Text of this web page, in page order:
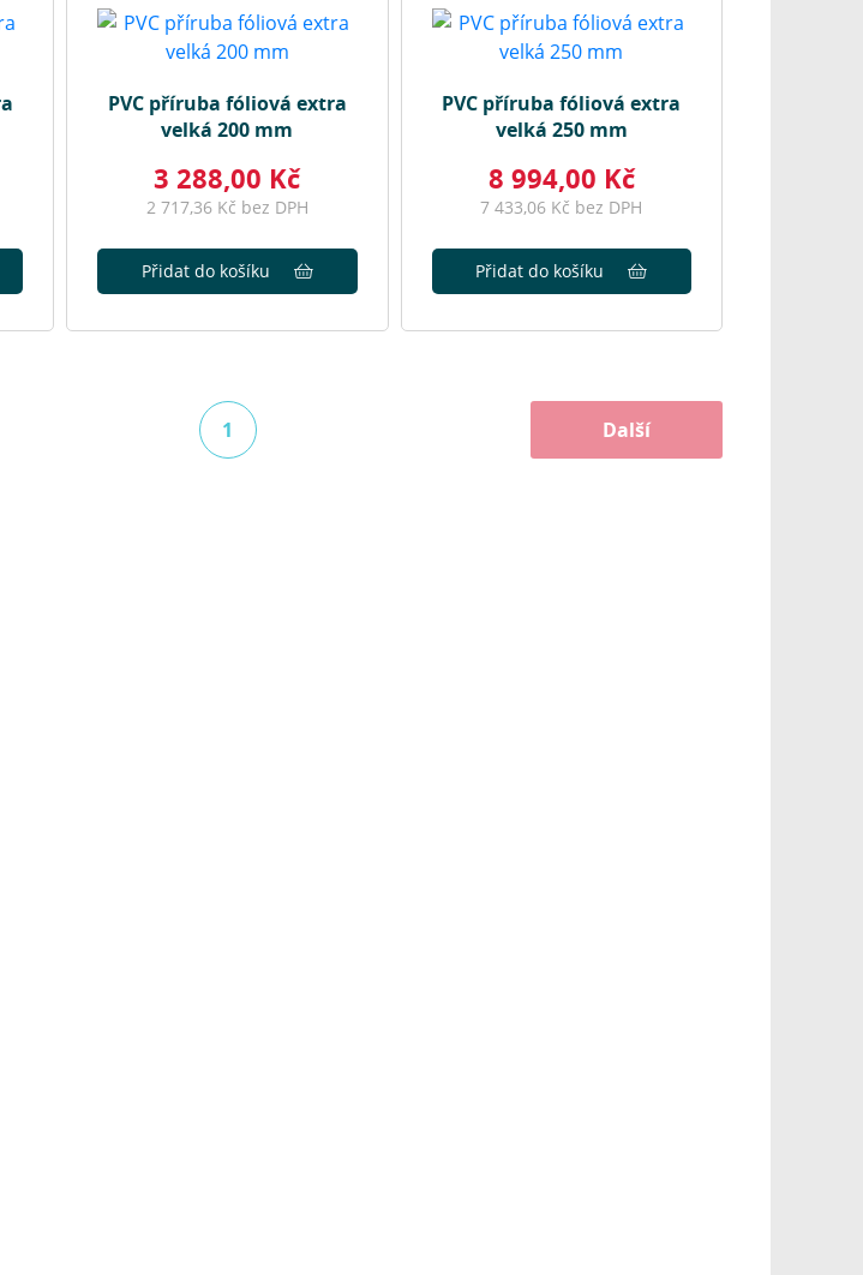
PVC příruba fóliová extra
velká 200 mm
3 288,00 Kč
2 717,36 Kč bez DPH
Přidat do košíku
PVC příruba fóliová extra
velká 250 mm
8 994,00 Kč
7 433,06 Kč bez DPH
Přidat do košíku
1(aktuální) Další